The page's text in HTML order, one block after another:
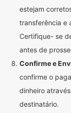
estejam
transferência e
Certifique- se
antes de
Confirme e
confirme o
dinheiro
destinatário.